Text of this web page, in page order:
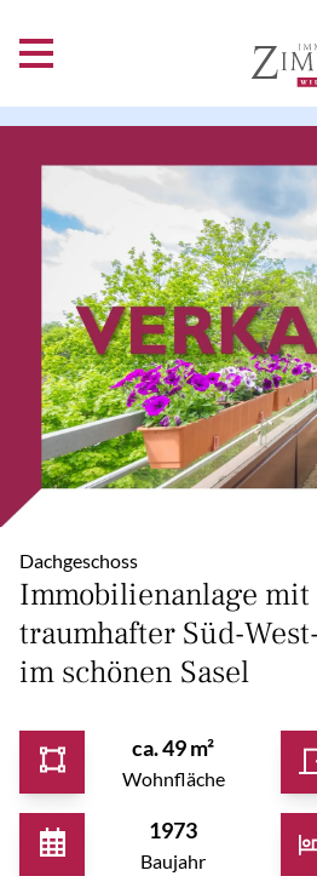
Dachgeschoss
Immobilienanlage
traumhafter Süd-
im schönen Sasel
ca. 49 m²
Wohnfläche
1973
Baujahr